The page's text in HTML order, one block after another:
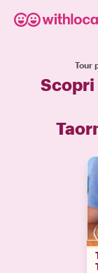
Tour
Scopri